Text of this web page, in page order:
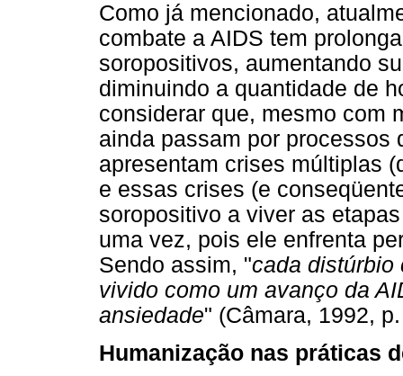
Como já mencionado,
combate a AIDS tem
soropositivos, aumentando
diminuindo a quantidade de
considerar que, mesmo com
ainda passam por processos
apresentam crises múltiplas
e essas crises (e
soropositivo a viver as
uma vez, pois ele enfrenta
Sendo assim, "cada distúrbio
vivido como um avanço da
ansiedade" (Câmara, 1992,
Humanização nas práticas